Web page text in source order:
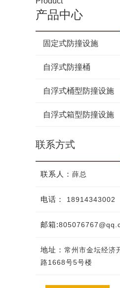
产品中心
固定式防撞设施
自浮式防撞桶
自浮式桶型防撞设施
自浮式箱型防撞设施
联系方式
联系人： 薛总
电话： 18914343002
邮箱:
地址： 常州市金坛经济
路1668号5号楼